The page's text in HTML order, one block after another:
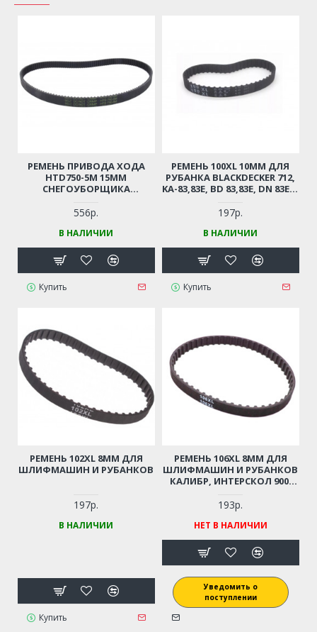
РЕМЕНЬ ПРИВОДА ХОДА
HTD750-5М 15ММ
СНЕГОУБОРЩИКА
MASTERYARD, TEXAS,
ЦЕЛИНА, MACALISTER,
FORWARD, ZONGSHEN,
PRORAB И ПРОЧИЕ (СМ.
ОПИСАНИЕ)
556р.
В НАЛИЧИИ
Купить
РЕМЕНЬ 100XL 10ММ ДЛЯ
РУБАНКА BLACKDECKER 712,
KA-83,83E, BD 83,83E, DN 83E И
197р.
В НАЛИЧИИ
Купить
РЕМЕНЬ 102XL 8ММ ДЛЯ
ШЛИФМАШИН И РУБАНКОВ
197р.
В НАЛИЧИИ
Купить
РЕМЕНЬ 106XL 8ММ ДЛЯ
ШЛИФМАШИН И РУБАНКОВ
КАЛИБР, ИНТЕРСКОЛ 900,
КИТАЙСКИЙХ РУБАНКОВ И
ДР.
193р.
НЕТ В НАЛИЧИИ
Уведомить о
поступлении